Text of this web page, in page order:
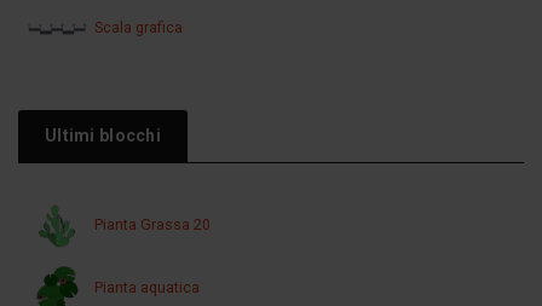
Scala grafica
Ultimi blocchi
Pianta Grassa 20
Pianta aquatica